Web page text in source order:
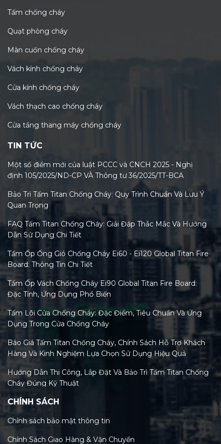
Tấm chống cháy
Quạt phòng cháy
Màn cuốn chống cháy
Vách kính chống cháy
Cửa kính chống cháy
Vách thạch cao chống cháy
Cửa tầng thang máy chống cháy
TIN TỨC
Một số điểm mới của luật PCCC và CNCH 2025 - Nghị
định 105/2025/ND-CP VÀ Thông tư 36/2025/TT-BCA
Bảo Trì Tấm Titan Chống Cháy: Quy Trình Chuẩn Và Lưu Ý
Quan Trọng
FAQ Tấm Titan Chống Cháy: Giải Đáp Thắc Mắc Và Hướng
Dẫn Sử Dụng Chi Tiết
Tấm Ốp Ống Gió Chống Cháy Ei60 - Ei120 Global Titan Fire
Board: Thông Tin Chi Tiết
Tấm Ốp Vách Chống Cháy Ei90 Global Titan Fire Board:
Đặc Tính, Ứng Dụng Phổ Biến
Tấm Lõi Cửa Chống Cháy: Đặc Điểm, Tiêu Chuẩn Và Ứng
Dụng Trong Cửa Chống Cháy
Báo Giá Tấm Titan Chống Cháy, Chính Sách Hỗ Trợ Khách
Hàng Và Kinh Nghiệm Lựa Chọn Sử Dụng Hiệu Quả
Hướng Dẫn Thi Công, Lắp Đặt Và Bảo Trì Tấm Titan Chống
Cháy Đúng Kỹ Thuật
Tiêu Chuẩn Tấm Titan Chống Cháy Và Xu Hướng Kiểm
Định Mới Nhất 2026
CHÍNH SÁCH
Chính sách bảo mật thông tin
Chính Sách Giao Hàng & Vận Chuyển